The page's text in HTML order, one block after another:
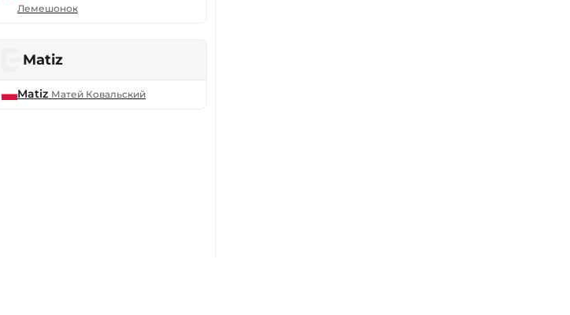
Лемешонок
Matiz
Matiz Матей Ковальский